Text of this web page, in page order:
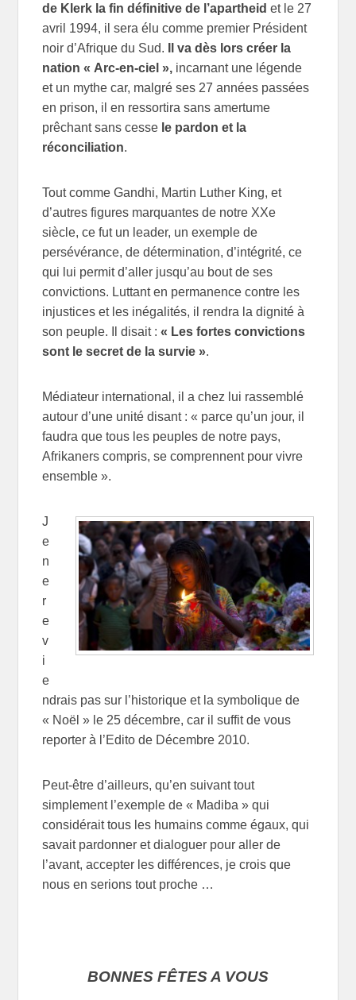
de Klerk la fin définitive de l’apartheidet le 27
avril 1994, il sera élu comme premier Président
noir d’Afrique du Sud.
Il va dès lors créer la
nation « Arc-en-ciel », incarnant une légende
et un mythe car, malgré ses 27 années passées
en prison, il en ressortira sans amertume
prêchant sans cesse le pardon et la
réconciliation.
Tout comme Gandhi, Martin Luther King, et
d’autres figures marquantes de notre XXe
siècle, ce fut un leader, un exemple de
persévérance, de détermination, d’intégrité, ce
qui lui permit d’aller jusqu’au bout de ses
convictions. Luttant en permanence contre les
injustices et les inégalités, il rendra la dignité à
son peuple. Il disait : « Les fortes convictions
sont le secret de la survie ».
Médiateur international, il a chez lui rassemblé
autour d’une unité disant : « parce qu’un jour, il
faudra que tous les peuples de notre pays,
Afrikaners compris, se comprennent pour vivre
ensemble ».
J
e
n
e
r
e
v
i
e
ndrais pas sur l’historique et la symbolique de
« Noël » le 25 décembre, car il suffit de vous
reporter à l’Edito de Décembre 2010.
Peut-être d’ailleurs, qu’en suivant tout
simplement l’exemple de « Madiba » qui
considérait tous les humains comme égaux, qui
savait pardonner et dialoguer pour aller de
l’avant, accepter les différences, je crois que
nous en serions tout proche …
BONNES FÊTES A VOUS